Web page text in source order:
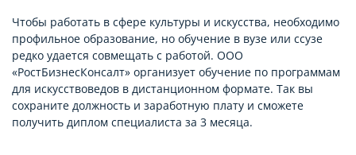
Чтобы работать в сфере культуры и искусства, необходимо
профильное образование, но обучение в вузе или ссузе
редко удается совмещать с работой. ООО
«РостБизнесКонсалт» организует обучение по программам
для искусствоведов в дистанционном формате. Так вы
сохраните должность и заработную плату и сможете
получить диплом специалиста за 3 месяца.